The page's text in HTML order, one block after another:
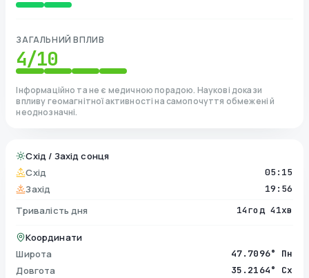
ЗАГАЛЬНИЙ ВПЛИВ
4/10
Інформаційно та не є медичною порадою. Наукові докази
впливу геомагнітної активності на самопочуття обмежені й
неоднозначні.
Схід / Захід сонця
Схід
05:15
Захід 19:56
Тривалість дня 14год 41хв
Координати
Широта
47.7096° Пн
Довгота 35.2164° Сх